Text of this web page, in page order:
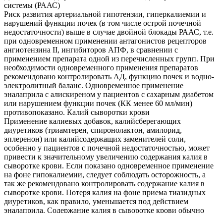
системы (РААС)
Риск развития артериальной гипотензии, гиперкалиемии и
нарушений функции почек (в том числе острой почечной
недостаточности) выше в случае двойной блокады РААС, т.е.
при одновременном применении антагонистов рецепторов
ангиотензина II, ингибиторов АПФ, в сравнении с
применением препарата одной из перечисленных групп. При
необходимости одновременного применения препаратов
рекомендовано контролировать АД, функцию почек и водно-
электролитный баланс. Одновременное применение
эналаприла с алискиреном у пациентов с сахарным диабетом
или нарушением функции почек (КК менее 60 мл/мин)
противопоказано. Калий сыворотки крови
Применение калиевых добавок, калийсберегающих
диуретиков (триамтерен, спиронолактон, амилорид,
эплеренон) или калийсодержащих заменителей соли,
особенно у пациентов с почечной недостаточностью, может
привести к значительному увеличению содержания калия в
сыворотке крови. Если показано одновременное применение
на фоне гипокалиемии, следует соблюдать осторожность, а
так же рекомендовано контролировать содержание калия в
сыворотке крови. Потеря калия на фоне приема тиазидных
диуретиков, как правило, уменьшается под действием
эналаприла. Содержание калия в сыворотке крови обычно